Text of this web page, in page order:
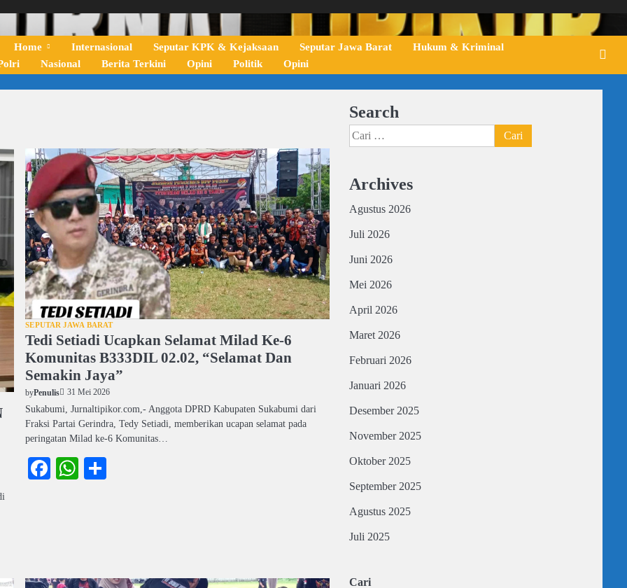
Home Internasional Seputar KPK & Kejaksaan Seputar Jawa Barat
Hukum & Kriminal
Nasional Berita Terkini Opini Politik Opini
SEPUTAR JAWA BARAT
Tedi Setiadi Ucapkan Selamat Milad Ke-6
Komunitas B333DIL 02.02, “Selamat Dan
Semakin Jaya”
byPenulis 31 Mei 2026
Sukabumi, Jurnaltipikor.com,- Anggota DPRD Kabupaten Sukabumi dari
Fraksi Partai Gerindra, Tedy Setiadi, memberikan ucapan selamat pada
peringatan Milad ke-6 Komunitas…
Facebook
WhatsApp
Search
Cari
untuk:
Archives
Agustus 2026
Juli 2026
Juni 2026
Mei 2026
April 2026
Maret 2026
Februari 2026
Januari 2026
Desember 2025
November 2025
Oktober 2025
September 2025
Agustus 2025
Juli 2025
Cari